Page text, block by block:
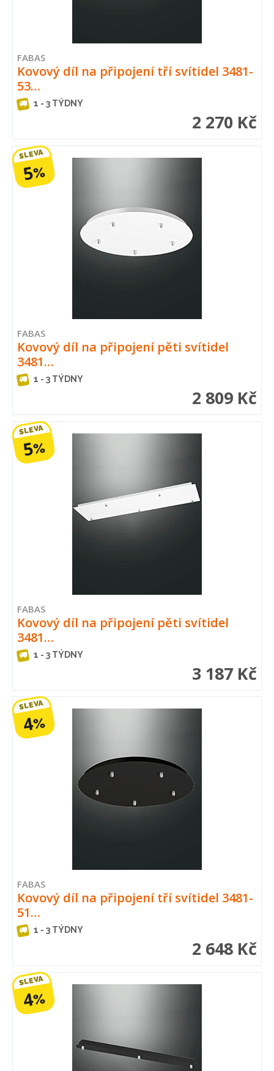
FABAS
Kovový díl na připojení tří svítidel 3481-
53…
1 - 3 TÝDNY
2 270 Kč
SLEVA
5%
FABAS
Kovový díl na připojení pěti svítidel
3481…
1 - 3 TÝDNY
2 809 Kč
SLEVA
5%
FABAS
Kovový díl na připojení pěti svítidel
3481…
1 - 3 TÝDNY
3 187 Kč
SLEVA
4%
FABAS
Kovový díl na připojení tří svítidel 3481-
51…
1 - 3 TÝDNY
2 648 Kč
SLEVA
4%